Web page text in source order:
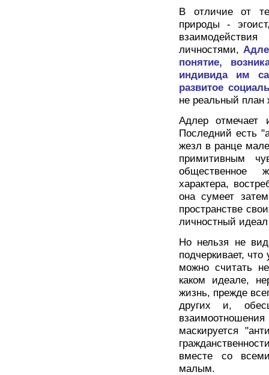
В отличие от
природы -
личностями,
понятие,
индивида им
развитое
не реальный план
Адлер отмечает
Последний есть
жезл в ранце
примитивным
общественное
характера,
она сумеет
пространстве
личностный
Но нельзя не
подчеркивает,
можно считать
каком идеале,
жизнь, прежде
других и,
маскируется
вместе со
малым.